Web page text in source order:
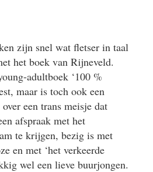
zijn snel wat fletser in taal
het boek van Rijneveld.
adultboek ‘100 %
maar is toch ook een
een trans meisje dat
afspraak met het
te krijgen, bezig is met
en met ‘het verkeerde
wel een lieve buurjongen.